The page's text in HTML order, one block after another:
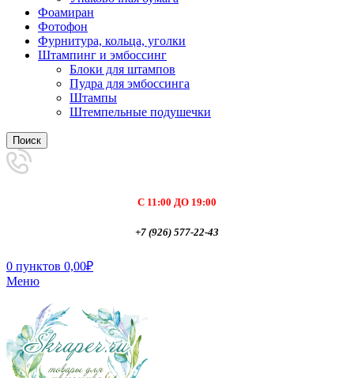
Фоамиран
Фотофон
Фурнитура, кольца, уголки
Штампинг и эмбоссинг
Блоки для штампов
Пудра для эмбоссинга
Штампы
Штемпельные подушечки
Поиск
С 11:00 ДО 19:00
+7 (926) 577-22-43
0 пунктов 0,00₽
Меню